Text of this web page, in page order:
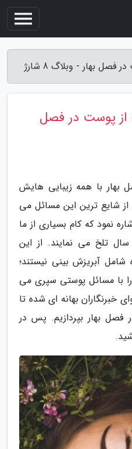
بهار - وبلاگ 8 شارژ
از پوست در فصل
8 شارژ، فصل بهار با همه زیبایی هایش
از شایع ترین این مسائل می
نمود که کام بسیاری از ما
تلخ می نمایند. از این
آبریزش بینی نیستند؛
را با مسائل پوستی سپری می
خبرنگاران بهانه ای شده تا
فصل بهار بپردازیم. پس در